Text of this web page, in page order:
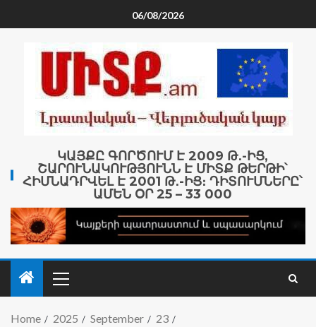
06/08/2026
ԿԱՅՔԸ ԳՈՐԾՈՒՄ Է 2009 Թ․-ԻՑ,
ՇԱՐՈՒՆԱԿՈՒԹՅՈՒՆՆ Է ՄԻՏՔ ԹԵՐԹԻ՝
ՀԻՄՆԱԴՐՎԵԼ Է 2001 Թ․-ԻՑ։ ԴԻՏՈՒՄՆԵՐԸ՝
ԱՄԵՆ ՕՐ 25 – 33 000
Home 2025 September
23